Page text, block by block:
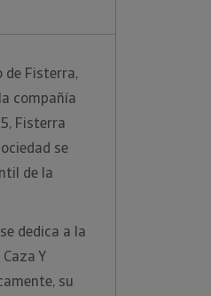
de Fisterra,
compañía
Fisterra
se
de la
dedica a la
Y
su